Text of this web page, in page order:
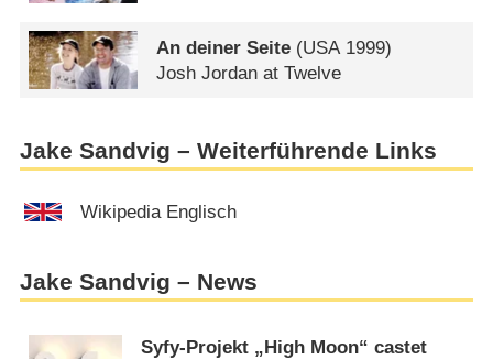
An deiner Seite (USA 1999)
Josh Jordan at Twelve
Jake Sandvig – Weiterführende Links
Wikipedia Englisch
Jake Sandvig – News
Syfy-Projekt „High Moon“ castet